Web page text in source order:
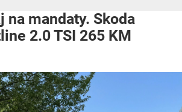
na mandaty. Skoda
2.0 TSI 265 KM